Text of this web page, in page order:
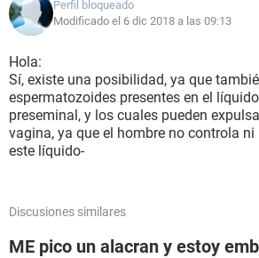
Perfil bloqueado
Modificado el 6 dic 2018 a las 09:13
Hola:
Sí, existe una posibilidad, ya que
espermatozoides presentes en el
preseminal, y los cuales pueden
vagina, ya que el hombre no controla
este líquido-
Discusiones similares
ME pico un alacran y estoy